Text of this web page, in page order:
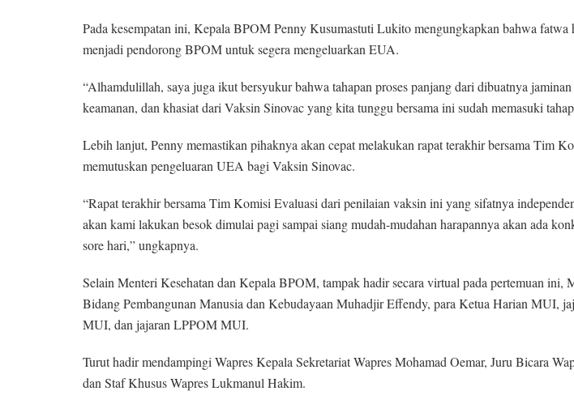
Pada kesempatan ini, Kepala BPOM Penny Kusumastuti Lukito mengungkapkan bahwa fatwa
menjadi pendorong BPOM untuk segera mengeluarkan EUA.
“Alhamdulillah, saya juga ikut bersyukur bahwa tahapan proses panjang dari dibuatnya
keamanan, dan khasiat dari Vaksin Sinovac yang kita tunggu bersama ini sudah memasuki
Lebih lanjut, Penny memastikan pihaknya akan cepat melakukan rapat terakhir bersama Tim
memutuskan pengeluaran UEA bagi Vaksin Sinovac.
“Rapat terakhir bersama Tim Komisi Evaluasi dari penilaian vaksin ini yang sifatnya
akan kami lakukan besok dimulai pagi sampai siang mudah-mudahan harapannya akan ada
sore hari,” ungkapnya.
Selain Menteri Kesehatan dan Kepala BPOM, tampak hadir secara virtual pada pertemuan ini,
Bidang Pembangunan Manusia dan Kebudayaan Muhadjir Effendy, para Ketua Harian MUI,
MUI, dan jajaran LPPOM MUI.
Turut hadir mendampingi Wapres Kepala Sekretariat Wapres Mohamad Oemar, Juru Bicara
dan Staf Khusus Wapres Lukmanul Hakim.